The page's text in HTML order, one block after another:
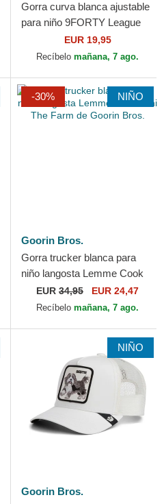
Gorra curva blanca ajustable
para niño 9FORTY League
Essential de New York
Yankees MLB de New Era
EUR 19,95
Recíbelo mañana, 7 ago.
-30% NIÑO
Goorin Bros.
Gorra trucker blanca para
niño langosta Lemme Cook
Mini The Farm de Goorin
Bros.
EUR 34,95 EUR 24,47
Recíbelo mañana, 7 ago.
NIÑO
Goorin Bros.